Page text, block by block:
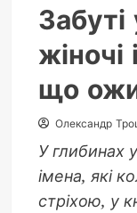
Забуті
що
Олександр
У глибинах
імена, які
стріхою, у